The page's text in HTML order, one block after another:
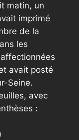
matin, un
imprimé
de la
les
avait posté
Seine.
avec
: